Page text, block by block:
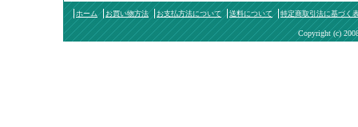
ホーム お買い物方法 お支払方法について 送料について 特定商取引法に基づく
Copyright (c)